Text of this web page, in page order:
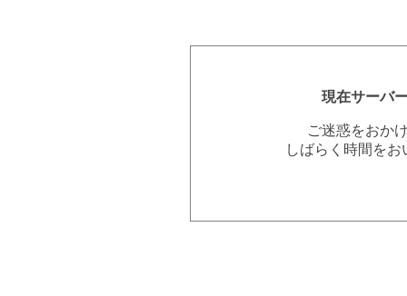
現在サーバ
ご迷惑をおか
しばらく時間を